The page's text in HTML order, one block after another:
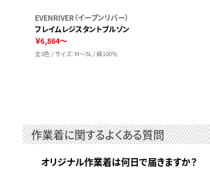
EVENRIVER（イーブンリバー）
フレイムレジスタントブルゾン
￥6,864～
全3色 / サイズ：M～5L / 綿100％
作業着に関するよくある質問
オリジナル作業着は何日で届きますか？